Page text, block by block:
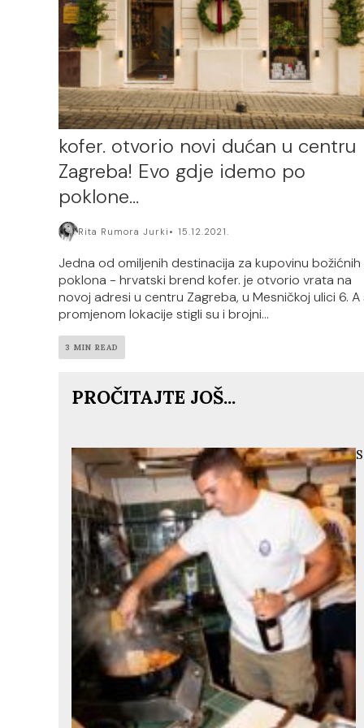
kofer. otvorio novi dućan u centru
Zagreba! Evo gdje idemo po
poklone…
Rita Rumora Jurki 15.12.2021.
Jedna od omiljenih destinacija za kupovinu božićnih
poklona - hrvatski brend kofer. je otvorio vrata na
novoj adresi u centru Zagreba, u Mesničkoj ulici 6. A
promjenom lokacije stigli su i brojni...
3 MIN READ
PROČITAJTE JOŠ...